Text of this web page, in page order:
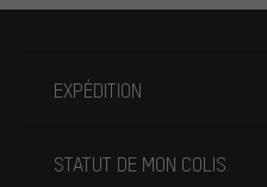
EXPÉDITION
STATUT DE MON COLIS